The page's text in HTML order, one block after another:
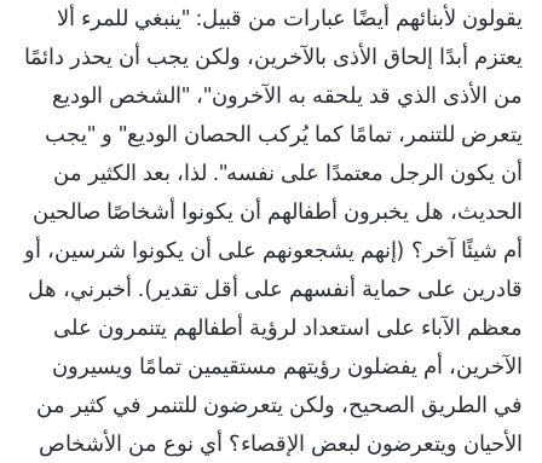
يقولون لأبنائهم أيضًا عبارات من قبيل: "ينبغي للمرء ألا
يعتزم أبدًا إلحاق الأذى بالآخرين، ولكن يجب أن يحذر دائمًا
من الأذى الذي قد يلحقه به الآخرون"، "الشخص الوديع
يتعرض للتنمر، تمامًا كما يُركب الحصان الوديع" و "يجب
أن يكون الرجل معتمدًا على نفسه". لذا، بعد الكثير من
الحديث، هل يخبرون أطفالهم أن يكونوا أشخاصًا صالحين
أم شيئًا آخر؟ (إنهم يشجعونهم على أن يكونوا شرسين، أو
قادرين على حماية أنفسهم على أقل تقدير). أخبرني، هل
معظم الآباء على استعداد لرؤية أطفالهم يتنمرون على
الآخرين، أم يفضلون رؤيتهم مستقيمين تمامًا ويسيرون
في الطريق الصحيح، ولكن يتعرضون للتنمر في كثير من
الأحيان ويتعرضون لبعض الإقصاء؟ أي نوع من الأشخاص